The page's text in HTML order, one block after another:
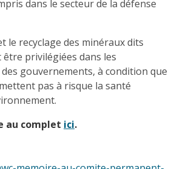
dans le secteur de la défense
le recyclage des minéraux dits
privilégiées dans les
gouvernements, à condition que
pas à risque la santé
au complet ici.